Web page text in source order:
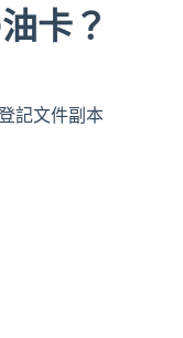
卡？
記文件副本